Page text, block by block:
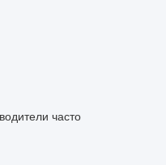
часто